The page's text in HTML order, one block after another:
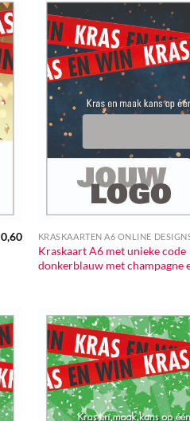
0,60 KRASKAARTEN A6 ONLINE
Kraskaart A6 met unieke code
donkerblauw met champagne